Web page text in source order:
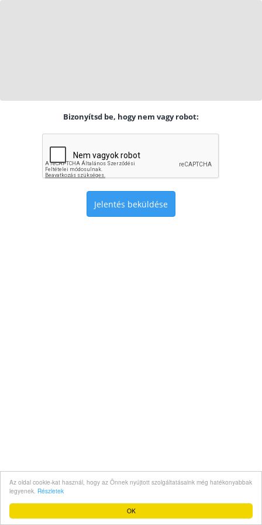
OK
Az oldal cookie-kat használ, hogy az Önnek nyújtott szolgáltatásaink még hatékonyabbak
legyenek. Részletek
Bizonyítsd be, hogy nem vagy robot:
Jelentés beküldése